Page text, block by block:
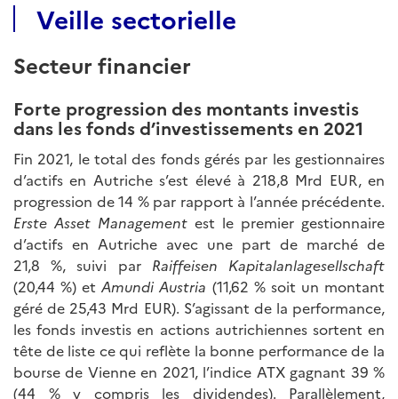
Veille sectorielle
Secteur financier
Forte progression des montants investis
dans les fonds d’investissements en 2021
Fin 2021, le total des fonds gérés par les gestionnaires
d’actifs en Autriche s’est élevé à 218,8 Mrd EUR, en
progression de 14 % par rapport à l’année précédente.
Erste Asset Management est le premier gestionnaire
d’actifs en Autriche avec une part de marché de
21,8 %, suivi par Raiffeisen Kapitalanlagesellschaft
(20,44 %) etAmundi Austria (11,62 % soit un montant
géré de 25,43 Mrd EUR). S’agissant de la performance,
les fonds investis en actions autrichiennes sortent en
tête de liste ce qui reflète la bonne performance de la
bourse de Vienne en 2021, l’indice ATX gagnant 39 %
(44 % y compris les dividendes). Parallèlement,